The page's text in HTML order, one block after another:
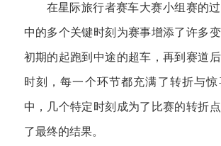
在星际旅行者赛车大赛小组赛的
中的多个关键时刻为赛事增添了许多
初期的起跑到中途的超车，再到赛道
时刻，每一个环节都充满了转折与
中，几个特定时刻成为了比赛的转折
了最终的结果。